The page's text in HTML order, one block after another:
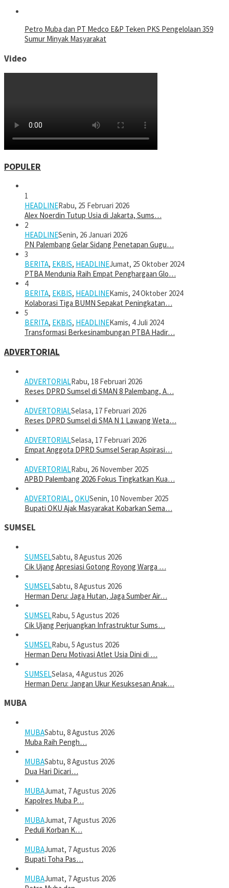
Petro Muba dan PT Medco E&P Teken PKS Pengelolaan 359
Sumur Minyak Masyarakat
Video
POPULER
1
HEADLINERabu, 25 Februari 2026
Alex Noerdin Tutup Usia di Jakarta, Sums…
2
HEADLINESenin, 26 Januari 2026
PN Palembang Gelar Sidang Penetapan Gugu…
3
BERITA, EKBIS, HEADLINEJumat, 25 Oktober 2024
PTBA Mendunia Raih Empat Penghargaan Glo…
4
BERITA, EKBIS, HEADLINEKamis, 24 Oktober 2024
Kolaborasi Tiga BUMN Sepakat Peningkatan…
5
BERITA, EKBIS, HEADLINEKamis, 4 Juli 2024
Transformasi Berkesinambungan PTBA Hadir…
ADVERTORIAL
ADVERTORIALRabu, 18 Februari 2026
Reses DPRD Sumsel di SMAN 8 Palembang, A…
ADVERTORIALSelasa, 17 Februari 2026
Reses DPRD Sumsel di SMA N 1 Lawang Weta…
ADVERTORIALSelasa, 17 Februari 2026
Empat Anggota DPRD Sumsel Serap Aspirasi…
ADVERTORIALRabu, 26 November 2025
APBD Palembang 2026 Fokus Tingkatkan Kua…
ADVERTORIAL, OKUSenin, 10 November 2025
Bupati OKU Ajak Masyarakat Kobarkan Sema…
SUMSEL
SUMSELSabtu, 8 Agustus 2026
Cik Ujang Apresiasi Gotong Royong Warga …
SUMSELSabtu, 8 Agustus 2026
Herman Deru: Jaga Hutan, Jaga Sumber Air…
SUMSELRabu, 5 Agustus 2026
Cik Ujang Perjuangkan Infrastruktur Sums…
SUMSELRabu, 5 Agustus 2026
Herman Deru Motivasi Atlet Usia Dini di …
SUMSELSelasa, 4 Agustus 2026
Herman Deru: Jangan Ukur Kesuksesan Anak…
MUBA
MUBASabtu, 8 Agustus 2026
Muba Raih Pengh…
MUBASabtu, 8 Agustus 2026
Dua Hari Dicari…
MUBAJumat, 7 Agustus 2026
Kapolres Muba P…
MUBAJumat, 7 Agustus 2026
Peduli Korban K…
MUBAJumat, 7 Agustus 2026
Bupati Toha Pas…
MUBAJumat, 7 Agustus 2026